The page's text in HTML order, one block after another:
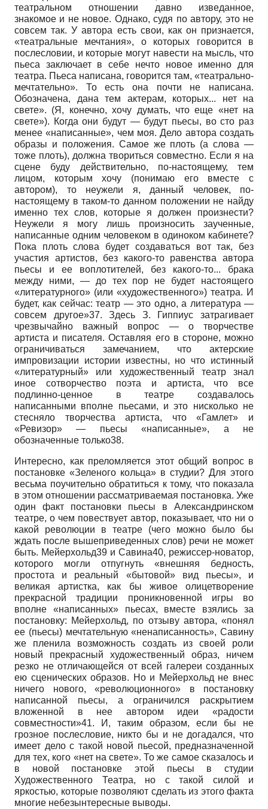
театральном отношении давно изведанное,
знакомое и не новое. Однако, судя по автору, это не
совсем так. У автора есть свои, как он признается,
«театральные мечтания», о которых говорится в
послесловии, и которые могут навести на мысль, что
пьеса заключает в себе нечто новое именно для
театра. Пьеса написана, говорится там, «театрально-
мечтательно». То есть она почти не написана.
Обозначена, дана тем актерам, которых... нет на
свете». (Я, конечно, хочу думать, что еще «нет на
свете»). Когда они будут — будут пьесы, во сто раз
менее «написанные», чем моя. Дело автора создать
образы и положения. Самое же плоть (а слова —
тоже плоть), должна твориться совместно. Если я на
сцене буду действительно, по-настоящему, тем
лицом, которым хочу (понимаю его вместе с
автором), то неужели я, данный человек, по-
настоящему в таком-то данном положении не найду
именно тех слов, которые я должен произнести?
Неужели я могу лишь произносить заученные,
написанные одним человеком в одиноком кабинете?
Пока плоть слова будет создаваться вот так, без
участия артистов, без какого-то равенства автора
пьесы и ее воплотителей, без какого-то... брака
между ними, — до тех пор не будет настоящего
«литературного» (или «художественного») театра. И
будет, как сейчас: театр — это одно, а литература —
совсем другое»37. Здесь З. Гиппиус затрагивает
чрезвычайно важный вопрос — о творчестве
артиста и писателя. Оставляя его в стороне, можно
ограничиваться замечанием, что актерские
импровизации истории известны, но что истинный
«литературный» или художественный театр знал
иное сотворчество поэта и артиста, что все
подлинно-ценное в театре создавалось
написанными вполне пьесами, и это нисколько не
стесняло творчества артиста, что «Гамлет» и
«Ревизор» — пьесы «написанные», а не
обозначенные только38.
Интересно, как преломляется этот общий вопрос в
постановке «Зеленого кольца» в студии? Для этого
весьма поучительно обратиться к тому, что показала
в этом отношении рассматриваемая постановка. Уже
один факт постановки пьесы в Александринском
театре, о чем повествует автор, показывает, что ни о
какой революции в театре (чего можно было бы
ждать после вышеприведенных слов) речи не может
быть. Мейерхольд39 и Савина40, режиссер-новатор,
которого могли отпугнуть «внешняя бедность,
простота и реальный «бытовой» вид пьесы», и
великая артистка, как бы живое олицетворение
прекрасной традиции проникновенной игры во
вполне «написанных» пьесах, вместе взялись за
постановку: Мейерхольд, по отзыву автора, «понял
ее (пьесы) мечтательную «ненаписанность», Савину
же пленила возможность создать из своей роли
новый прекрасный художественный образ, ничем
резко не отличающейся от всей галереи созданных
ею сценических образов. Но и Мейерхольд не внес
ничего нового, «революционного» в постановку
написанной пьесы, а ограничился раскрытием
вложенной в нее автором идеи «радости
совместности»41. И, таким образом, если бы не
грозное послесловие, никто бы и не догадался, что
имеет дело с такой новой пьесой, предназначенной
для тех, кого «нет на свете». То же самое сказалось и
в новой постановке этой пьесы в студии
Художественного Театра, но с такой силой и
яркостью, которые позволяют сделать из этого факта
многие небезынтересные выводы.